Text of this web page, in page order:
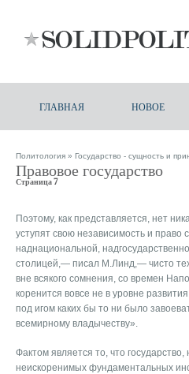
ГЛАВНАЯ НОВОЕ
Политология » Государство - сущность и
Правовое государство
Страница 7
Поэтому, как представляется, нет
уступят свою неза­висимость и
наднациональной,
столицей,— пи­сал М.Линд,— чисто
вне всякого сомнения, со времен
коренится вовсе не в уровне
под игом каких бы то ни было
всемирному владычеству».
Фактом является то, что
неискоренимых фундамен­тальных